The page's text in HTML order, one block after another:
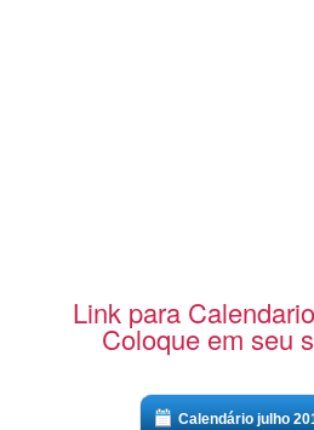
Link para
Coloque em seu
Calendário julho